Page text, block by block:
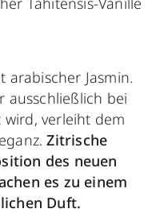
arabischer Jasmin.
ausschließlich bei
verleiht dem
Zitrische
des neuen
es zu einem
Duft.